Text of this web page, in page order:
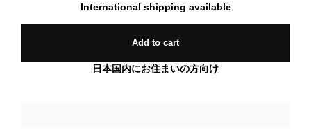
International shipping available
Add to cart
日本国内にお住まいの方向け